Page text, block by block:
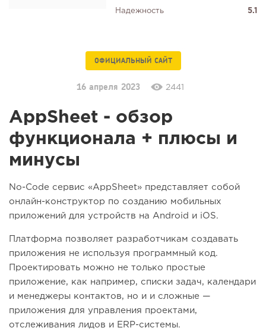
Надежность 5.1
ОФИЦИАЛЬНЫЙ САЙТ
16 апреля 2023 2441
AppSheet - обзор
функционала + плюсы и
минусы
No-Code сервис «AppSheet» представляет собой
онлайн-конструктор по созданию мобильных
приложений для устройств на Android и iOS.
Платформа позволяет разработчикам создавать
приложения не используя программный код.
Проектировать можно не только простые
приложение, как например, списки задач, календари
и менеджеры контактов, но и и сложные —
приложения для управления проектами,
отслеживания лидов и ERP-системы.